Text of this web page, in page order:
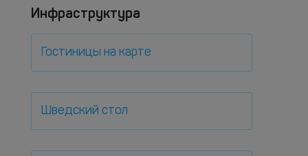
Инфраструктура
Гостиницы на карте
Шведский стол